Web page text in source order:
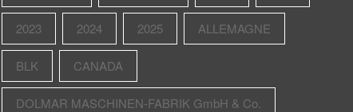
2023 2024 2025 ALLEMAGNE
BLK CANADA
DOLMAR MASCHINEN-FABRIK GmbH & Co.